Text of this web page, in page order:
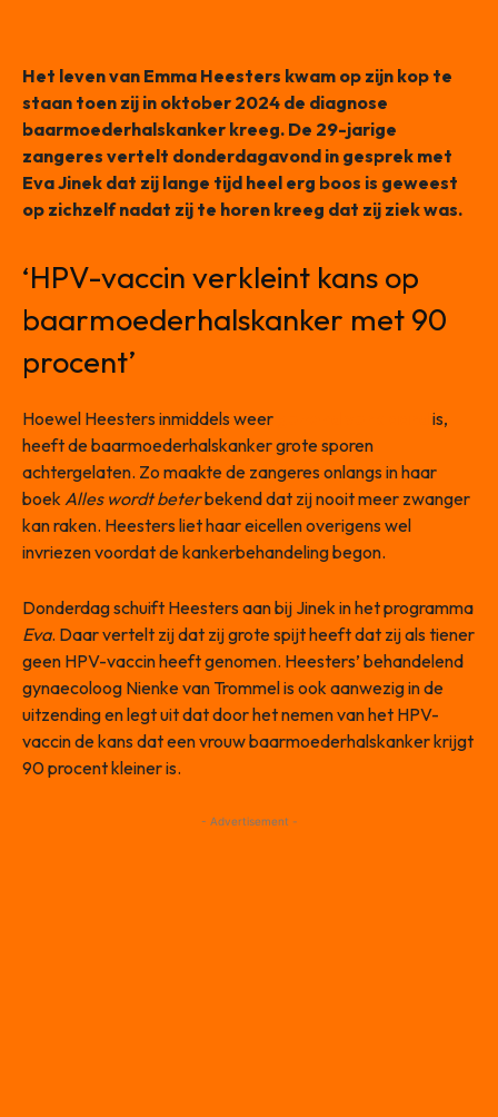
Het leven van Emma Heesters kwam op zijn kop te
staan toen zij in oktober 2024 de diagnose
baarmoederhalskanker kreeg. De 29-jarige
zangeres vertelt donderdagavond in gesprek met
Eva Jinek dat zij lange tijd heel erg boos is geweest
op zichzelf nadat zij te horen kreeg dat zij ziek was.
‘HPV-vaccin verkleint kans op
baarmoederhalskanker met 90
procent’
Hoewel Heesters inmiddels weer
is,
heeft de baarmoederhalskanker grote sporen
achtergelaten. Zo maakte de zangeres onlangs in haar
boek Alles wordt beterbekend dat zij nooit meer zwanger
kan raken. Heesters liet haar eicellen overigens wel
invriezen voordat de kankerbehandeling begon.
Donderdag schuift Heesters aan bij Jinek in het programma
Eva. Daar vertelt zij dat zij grote spijt heeft dat zij als tiener
geen HPV-vaccin heeft genomen. Heesters’ behandelend
gynaecoloog Nienke van Trommel is ook aanwezig in de
uitzending en legt uit dat door het nemen van het HPV-
vaccin de kans dat een vrouw baarmoederhalskanker krijgt
90 procent kleiner is.
- Advertisement -